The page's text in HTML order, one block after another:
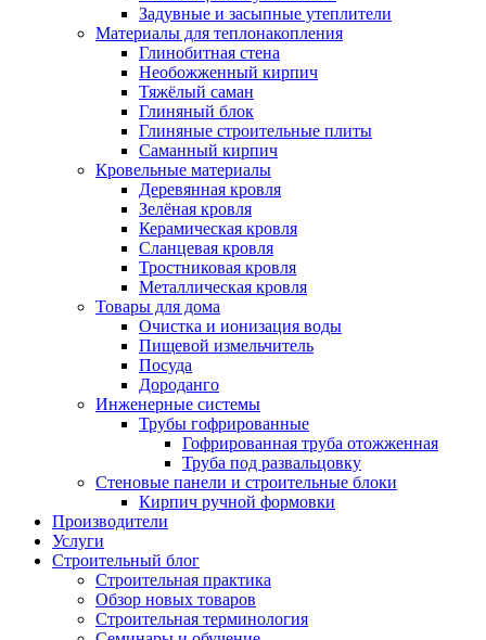
Задувные и засыпные утеплители
Материалы для теплонакопления
Глинобитная стена
Необожженный кирпич
Тяжёлый саман
Глиняный блок
Глиняные строительные плиты
Саманный кирпич
Кровельные материалы
Деревянная кровля
Зелёная кровля
Керамическая кровля
Сланцевая кровля
Тростниковая кровля
Металлическая кровля
Товары для дома
Очистка и ионизация воды
Пищевой измельчитель
Посуда
Дороданго
Инженерные системы
Трубы гофрированные
Гофрированная труба отожженная
Труба под развальцовку
Стеновые панели и строительные блоки
Кирпич ручной формовки
Производители
Услуги
Строительный блог
Строительная практика
Обзор новых товаров
Строительная терминология